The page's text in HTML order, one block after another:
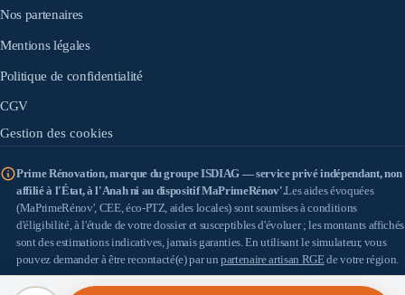
Nos partenaires
Mentions légales
Politique de confidentialité
CGV
Gestion des cookies
Prime Rénovation, marque du groupe ISDIAG — service privé indépendant, non
affilié à l'État, à l'Anah ni au dispositif MaPrimeRénov'.Les aides évoquées
(MaPrimeRénov', CEE, éco-PTZ, aides locales) sont soumises à conditions
d'éligibilité, à l'étude de votre dossier et susceptibles d'évoluer ; les montants affichés
sont des estimations indicatives, jamais garanties. En utilisant le simulateur, vous
pouvez demander à être recontacté(e) par un partenaire artisan RGEde votre région.